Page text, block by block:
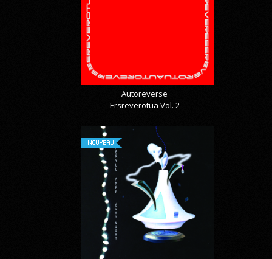
Autoreverse
Ersreverotua Vol. 2
NOUVEAU